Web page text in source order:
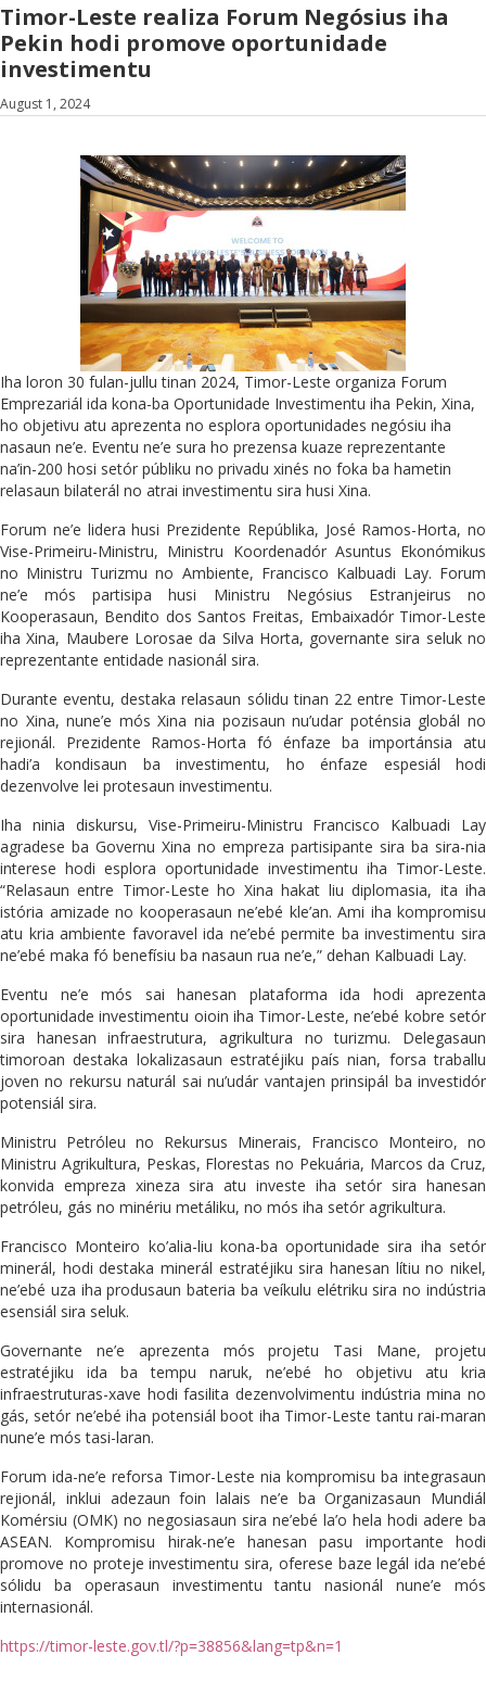
Timor-Leste realiza Forum Negósius iha
Pekin hodi promove oportunidade
investimentu
August 1, 2024
Iha loron 30 fulan-jullu tinan 2024, Timor-Leste organiza Forum
Emprezariál ida kona-ba Oportunidade Investimentu iha Pekin, Xina,
ho objetivu atu aprezenta no esplora oportunidades negósiu iha
nasaun ne’e. Eventu ne’e sura ho prezensa kuaze reprezentante
na’in-200 hosi setór públiku no privadu xinés no foka ba hametin
relasaun bilaterál no atrai investimentu sira husi Xina.
Forum ne’e lidera husi Prezidente Repúblika, José Ramos-Horta, no
Vise-Primeiru-Ministru, Ministru Koordenadór Asuntus Ekonómikus
no Ministru Turizmu no Ambiente, Francisco Kalbuadi Lay. Forum
ne’e mós partisipa husi Ministru Negósius Estranjeirus no
Kooperasaun, Bendito dos Santos Freitas, Embaixadór Timor-Leste
iha Xina, Maubere Lorosae da Silva Horta, governante sira seluk no
reprezentante entidade nasionál sira.
Durante eventu, destaka relasaun sólidu tinan 22 entre Timor-Leste
no Xina, nune’e mós Xina nia pozisaun nu’udar poténsia globál no
rejionál. Prezidente Ramos-Horta fó énfaze ba importánsia atu
hadi’a kondisaun ba investimentu, ho énfaze espesiál hodi
dezenvolve lei protesaun investimentu.
Iha ninia diskursu, Vise-Primeiru-Ministru Francisco Kalbuadi Lay
agradese ba Governu Xina no empreza partisipante sira ba sira-nia
interese hodi esplora oportunidade investimentu iha Timor-Leste.
“Relasaun entre Timor-Leste ho Xina hakat liu diplomasia, ita iha
istória amizade no kooperasaun ne’ebé kle’an. Ami iha kompromisu
atu kria ambiente favoravel ida ne’ebé permite ba investimentu sira
ne’ebé maka fó benefísiu ba nasaun rua ne’e,” dehan Kalbuadi Lay.
Eventu ne’e mós sai hanesan plataforma ida hodi aprezenta
oportunidade investimentu oioin iha Timor-Leste, ne’ebé kobre setór
sira hanesan infraestrutura, agrikultura no turizmu. Delegasaun
timoroan destaka lokalizasaun estratéjiku país nian, forsa traballu
joven no rekursu naturál sai nu’udár vantajen prinsipál ba investidór
potensiál sira.
Ministru Petróleu no Rekursus Minerais, Francisco Monteiro, no
Ministru Agrikultura, Peskas, Florestas no Pekuária, Marcos da Cruz,
konvida empreza xineza sira atu investe iha setór sira hanesan
petróleu, gás no minériu metáliku, no mós iha setór agrikultura.
Francisco Monteiro ko’alia-liu kona-ba oportunidade sira iha setór
minerál, hodi destaka minerál estratéjiku sira hanesan lítiu no nikel,
ne’ebé uza iha produsaun bateria ba veíkulu elétriku sira no indústria
esensiál sira seluk.
Governante ne’e aprezenta mós projetu Tasi Mane, projetu
estratéjiku ida ba tempu naruk, ne’ebé ho objetivu atu kria
infraestruturas-xave hodi fasilita dezenvolvimentu indústria mina no
gás, setór ne’ebé iha potensiál boot iha Timor-Leste tantu rai-maran
nune’e mós tasi-laran.
Forum ida-ne’e reforsa Timor-Leste nia kompromisu ba integrasaun
rejionál, inklui adezaun foin lalais ne’e ba Organizasaun Mundiál
Komérsiu (OMK) no negosiasaun sira ne’ebé la’o hela hodi adere ba
ASEAN. Kompromisu hirak-ne’e hanesan pasu importante hodi
promove no proteje investimentu sira, oferese baze legál ida ne’ebé
sólidu ba operasaun investimentu tantu nasionál nune’e mós
internasionál.
https://timor-leste.gov.tl/?p=38856&lang=tp&n=1